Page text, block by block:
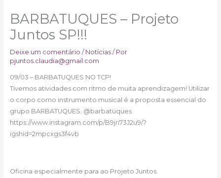
BARBATUQUES – Projeto
Juntos SP!!!
Deixe um comentário / Notícias/ Por
pjuntos.claudia@gmail.com
09/03 – BARBATUQUES NO TCP!
Tivemos atividades com ritmo de muita aprendizagem! Utilizar
o corpo como instrumento musical é a proposta essencial do
grupo BARBATUQUES. @barbatuques
https://www.instagram.com/p/B9jri73J2u9/?
igshid=2mpcxgs3f4vb
Oficina especialmente para ao Projeto Juntos.